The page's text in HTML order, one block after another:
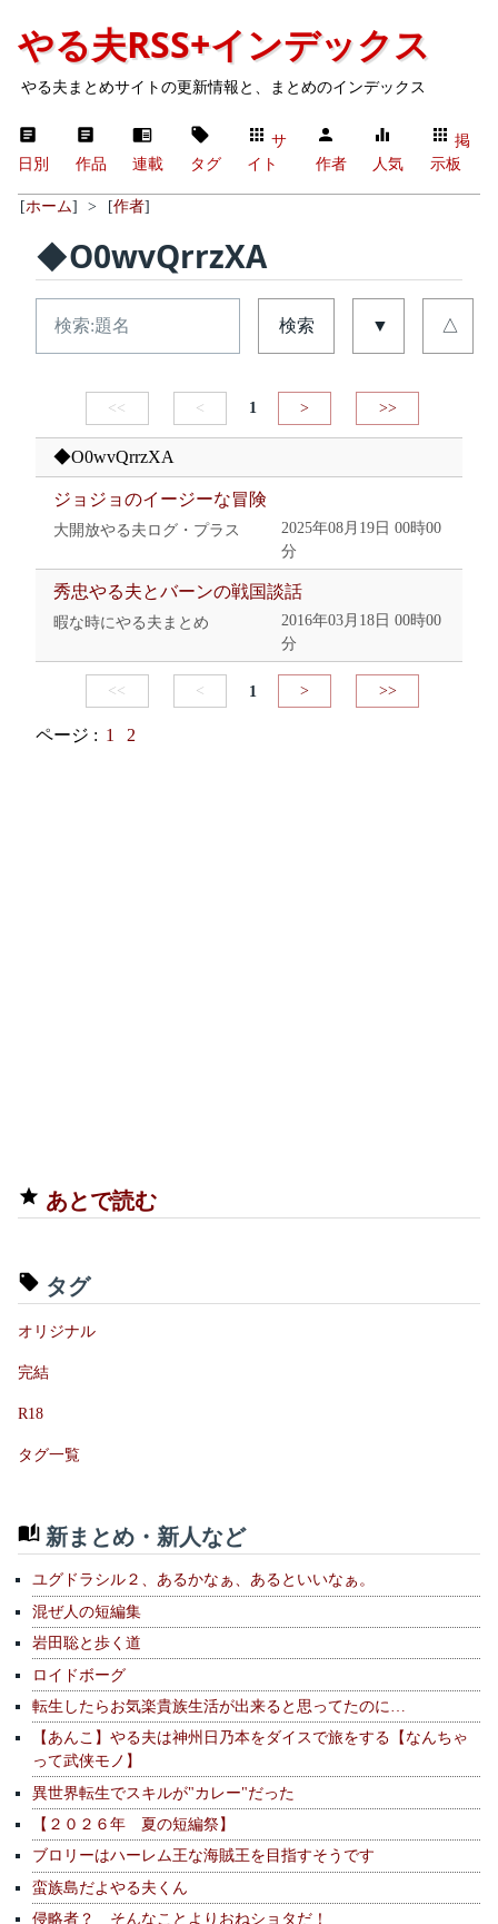
やる夫RSS+インデックス
やる夫まとめサイトの更新情報と、まとめのインデックス
日別 作品 連載 タグ
サ
イト
作者 人気
掲
示板
[ホーム] > [作者]
◆O0wvQrrzXA
検索 ▼ △
<< < 1 > >>
◆O0wvQrrzXA
ジョジョのイージーな冒険
大開放やる夫ログ・プラス
2025年08月19日 00時00
分
秀忠やる夫とバーンの戦国談話
暇な時にやる夫まとめ
2016年03月18日 00時00
分
<< < 1 > >>
ページ : 1 2
あとで読む
タグ
オリジナル
完結
R18
タグ一覧
新まとめ・新人など
ユグドラシル２、あるかなぁ、あるといいなぁ。
混ぜ人の短編集
岩田聡と歩く道
ロイドボーグ
転生したらお気楽貴族生活が出来ると思ってたのに…
【あんこ】やる夫は神州日乃本をダイスで旅をする【なんちゃ
って武侠モノ】
異世界転生でスキルが"カレー"だった
【２０２６年 夏の短編祭】
ブロリーはハーレム王な海賊王を目指すそうです
蛮族島だよやる夫くん
侵略者？ そんなことよりおねショタだ！